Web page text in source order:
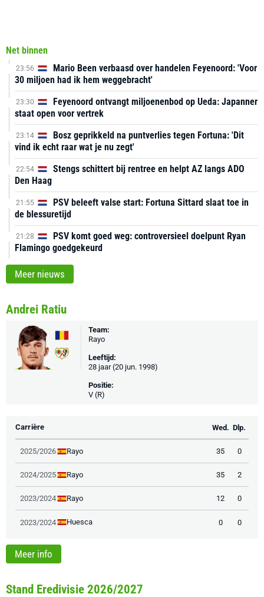
Net binnen
23:56
Mario Been verbaasd over handelen Feyenoord: 'Voor
30 miljoen had ik hem weggebracht'
23:30
Feyenoord ontvangt miljoenenbod op Ueda: Japanner
staat open voor vertrek
23:14
Bosz geprikkeld na puntverlies tegen Fortuna: 'Dit
vind ik echt raar wat je nu zegt'
22:54
Stengs schittert bij rentree en helpt AZ langs ADO
Den Haag
21:55
PSV beleeft valse start: Fortuna Sittard slaat toe in
de blessuretijd
21:28
PSV komt goed weg: controversieel doelpunt Ryan
Flamingo goedgekeurd
Meer nieuws
Andrei Ratiu
Team:
Rayo
Leeftijd:
28 jaar (20 jun. 1998)
Positie:
V (R)
Carrière Wed. Dlp.
2025/2026 Rayo 35 0
2024/2025 Rayo 35 2
2023/2024 Rayo 12 0
2023/2024 Huesca 0 0
Meer info
Stand Eredivisie 2026/2027